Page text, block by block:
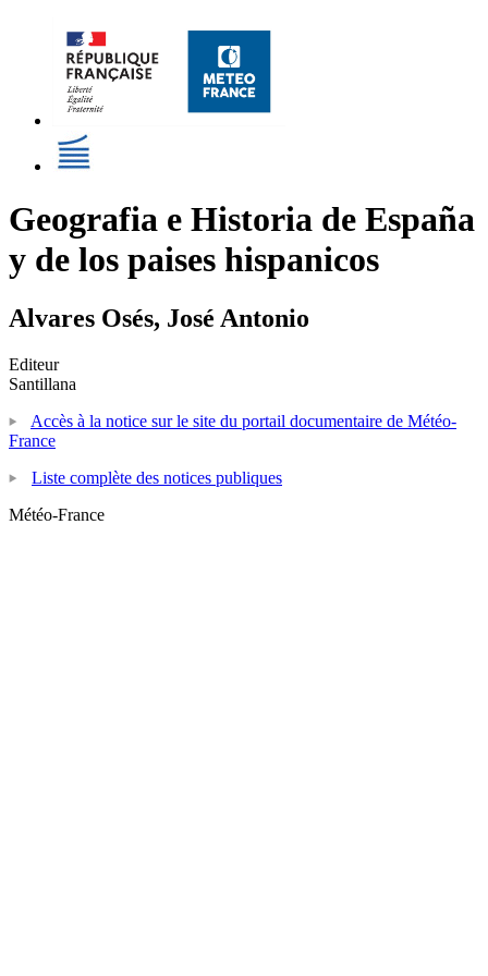
Geografia e Historia de España
y de los paises hispanicos
Alvares Osés, José Antonio
Editeur
Santillana
Accès à la notice sur le site du portail documentaire de Météo-
France
Liste complète des notices publiques
Météo-France